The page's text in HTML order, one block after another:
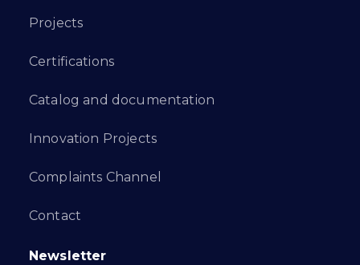
Projects
Certifications
Catalog and documentation
Innovation Projects
Complaints Channel
Contact
Newsletter